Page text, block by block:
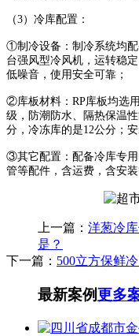
（3）冷库配置：
①制冷设备：制冷系统均
台强风型冷风机，运转稳
低噪音，使用安全可靠；
②库板材料：RP库板均选
级，防潮防水、隔热保温
分，冷冻库的是12公分；
③其它配置：配备冷库专用
管等配件，含运费，含安装
上一篇： 洋葱冷
是？
下一篇： 500立方保鲜
最新案例更多